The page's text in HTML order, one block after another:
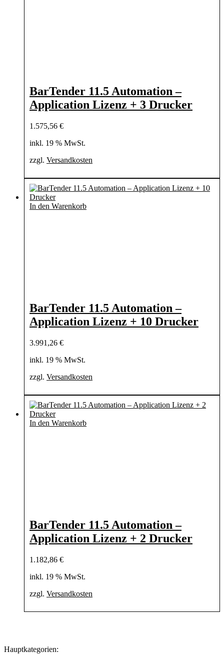
BarTender 11.5 Automation –
Application Lizenz + 3 Drucker
1.575,56 €
inkl. 19 % MwSt.
zzgl. Versandkosten
In den Warenkorb
BarTender 11.5 Automation –
Application Lizenz + 10 Drucker
3.991,26 €
inkl. 19 % MwSt.
zzgl. Versandkosten
In den Warenkorb
BarTender 11.5 Automation –
Application Lizenz + 2 Drucker
1.182,86 €
inkl. 19 % MwSt.
zzgl. Versandkosten
Hauptkategorien: